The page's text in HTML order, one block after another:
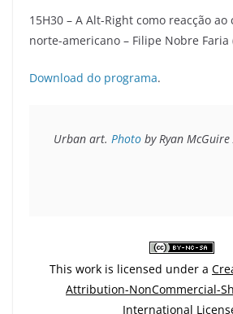
15H30 – A Alt-Right como reacção
norte-americano – Filipe Nobre Faria
Download do programa.
Urban art. Photo by Ryan
This work is licensed under a
Attribution-NonCommercial-
International